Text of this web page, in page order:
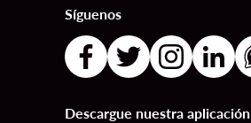
Síguenos
Descargue nuestra aplicación